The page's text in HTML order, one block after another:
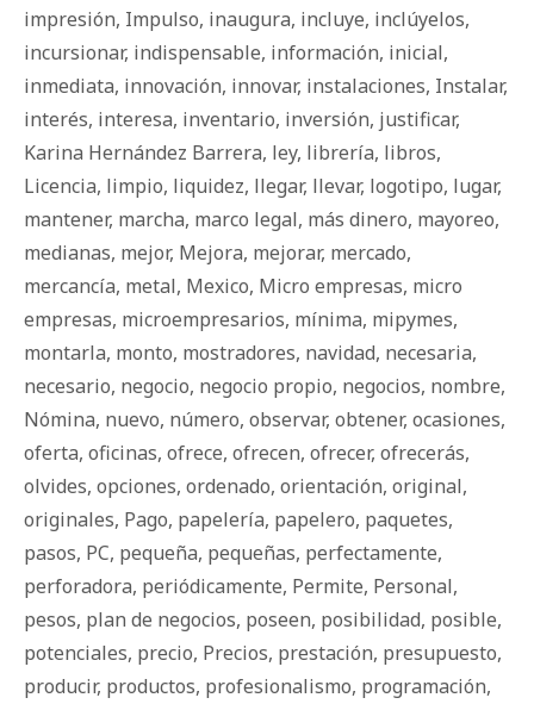
impresión, Impulso, inaugura, incluye, inclúyelos,
incursionar, indispensable, información, inicial,
inmediata, innovación, innovar, instalaciones, Instalar,
interés, interesa, inventario, inversión, justificar,
Karina Hernández Barrera, ley, librería, libros,
Licencia, limpio, liquidez, llegar, llevar, logotipo, lugar,
mantener, marcha, marco legal, más dinero, mayoreo,
medianas, mejor, Mejora, mejorar, mercado,
mercancía, metal, Mexico, Micro empresas, micro
empresas, microempresarios, mínima, mipymes,
montarla, monto, mostradores, navidad, necesaria,
necesario, negocio, negocio propio, negocios, nombre,
Nómina, nuevo, número, observar, obtener, ocasiones,
oferta, oficinas, ofrece, ofrecen, ofrecer, ofrecerás,
olvides, opciones, ordenado, orientación, original,
originales, Pago, papelería, papelero, paquetes,
pasos, PC, pequeña, pequeñas, perfectamente,
perforadora, periódicamente, Permite, Personal,
pesos, plan de negocios, poseen, posibilidad, posible,
potenciales, precio, Precios, prestación, presupuesto,
producir, productos, profesionalismo, programación,